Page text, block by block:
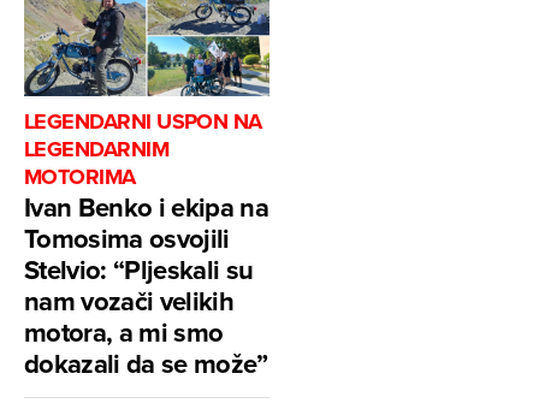
LEGENDARNI USPON NA
LEGENDARNIM
MOTORIMA
Ivan Benko i ekipa na
Tomosima osvojili
Stelvio: “Pljeskali su
nam vozači velikih
motora, a mi smo
dokazali da se može”